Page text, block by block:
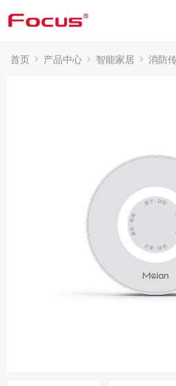
首页 产品中心 智能家居 消防